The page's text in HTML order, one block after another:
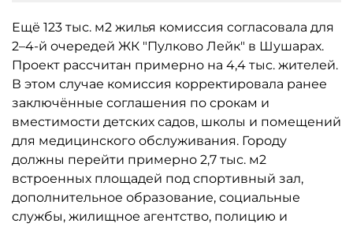
Ещё 123 тыс. м2 жилья комиссия согласовала для
2–4-й очередей ЖК "Пулково Лейк" в Шушарах.
Проект рассчитан примерно на 4,4 тыс. жителей.
В этом случае комиссия корректировала ранее
заключённые соглашения по срокам и
вместимости детских садов, школы и помещений
для медицинского обслуживания. Городу
должны перейти примерно 2,7 тыс. м2
встроенных площадей под спортивный зал,
дополнительное образование, социальные
службы, жилищное агентство, полицию и